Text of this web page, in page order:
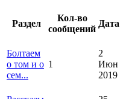
Раздел
Кол-во
сообщений
Дата
Болтаем
о том и о
сем...
1
2
Июн
2019